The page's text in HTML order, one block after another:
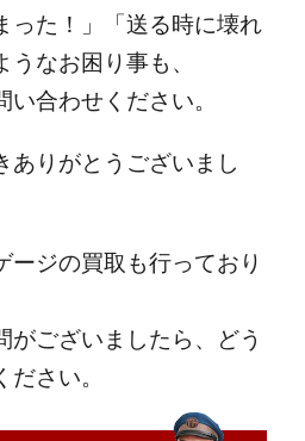
った！」「送る時に壊れ
なお困り事も、
合わせください。
ありがとうございまし
ージの買取も行っており
がございましたら、どう
さい。